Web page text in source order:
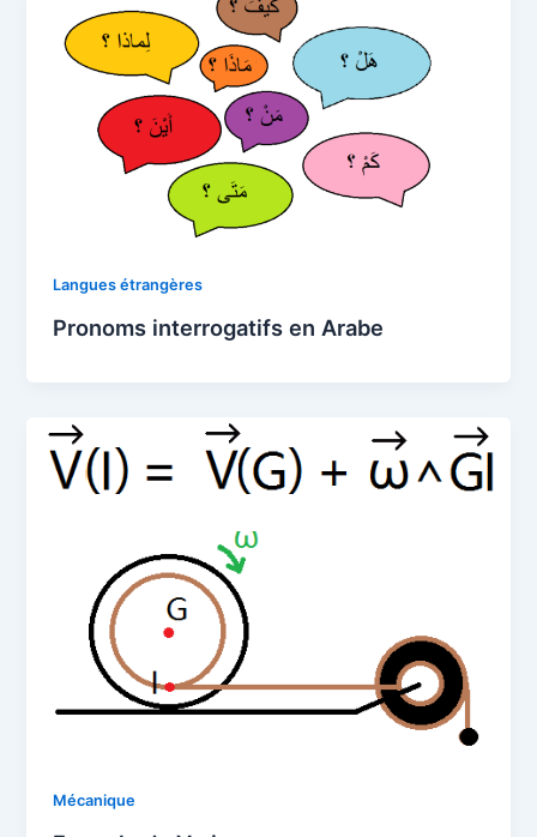
Langues étrangères
Pronoms interrogatifs en Arabe
Mécanique